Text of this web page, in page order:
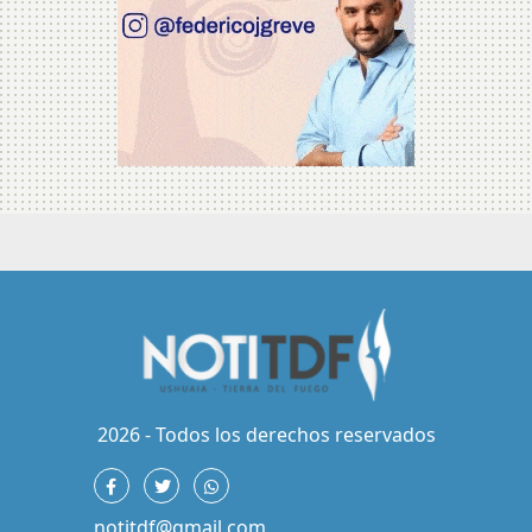
2026 - Todos los derechos reservados